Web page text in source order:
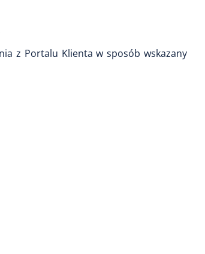
z Portalu Klienta w sposób wskazany